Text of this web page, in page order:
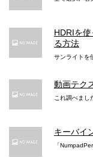
HDRIを
る方法
サンライトを
動画テク
これ調べまし
キーバイ
「